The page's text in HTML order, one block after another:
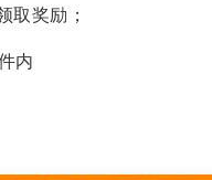
取奖励；
内